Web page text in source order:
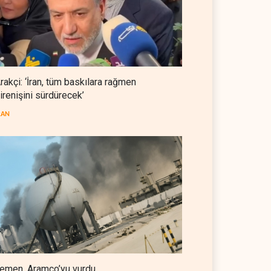
gün süre verdi
BATI YARIM KÜRE 09 Ağustos 2026
Türkiye'nin stoklarındaki 70
ATACMS Ukrayna'ya
devredilecek
TÜRKİYE 09 Ağustos 2026
FİLİSTİN
‘İran, tüm baskılara rağmen
sürdürecek’
Aramco’yu vurdu